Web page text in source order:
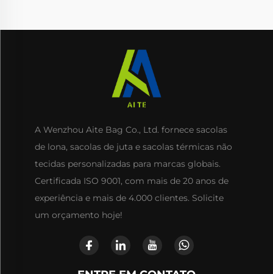
A Wenzhou Aite Bag Co., Ltd. fornece sacolas
de lona, sacolas de juta e sacolas térmicas não
tecidas personalizadas para marcas globais.
Certificada ISO 9001, com mais de 20 anos de
experiência e mais de 4.000 clientes. Solicite
um orçamento hoje!